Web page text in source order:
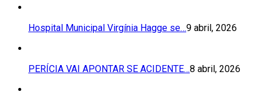
Hospital Municipal Virgínia Hagge se…9 abril, 2026
PERÍCIA VAI APONTAR SE ACIDENTE…8 abril, 2026